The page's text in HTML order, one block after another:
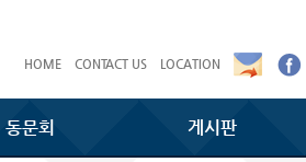
HOME CONTACT US LOCATION
동문회 게시판